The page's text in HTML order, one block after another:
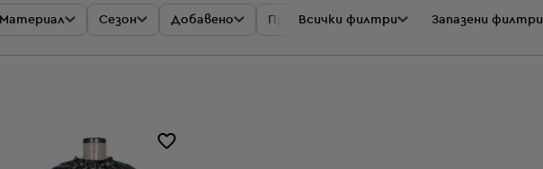
Материал Сезон Добавено Промоции Цена
Всички филтри Запазени филтри